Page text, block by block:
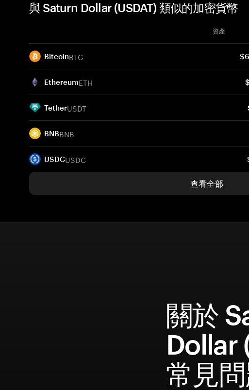
與 Saturn Dollar (USDAT) 類似的加密貨幣
資產
BitcoinBTC
EthereumETH
TetherUSDT
BNBBNB
USDCUSDC
查看全部
關於
Dollar
常見